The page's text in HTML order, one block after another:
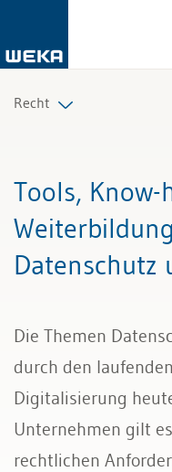
Recht
Auftrag und
Gesellschaftsrecht
Kauf und Verkauf
Wettbewerb und
Transport und Verkehr
Tools, Know-
Datenschutz
Die Themen
durch den
Digitalisierung
Unternehmen gilt
rechtlichen